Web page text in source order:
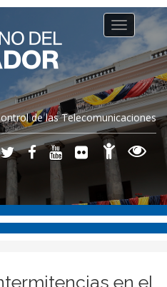
de las Telecomunicaciones
Toggle
navigation
en el